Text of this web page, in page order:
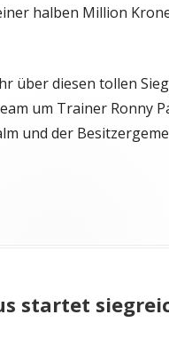
halben Million
über diesen tollen
um Trainer Ronny
und der
startet